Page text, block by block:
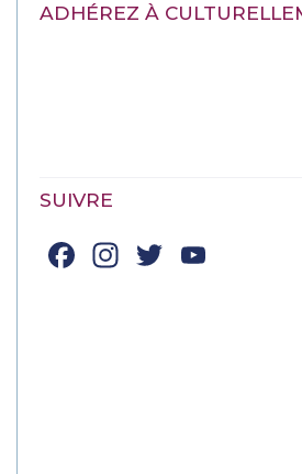
ADHÉREZ À
SUIVRE
Facebook
Instagram
Twitter